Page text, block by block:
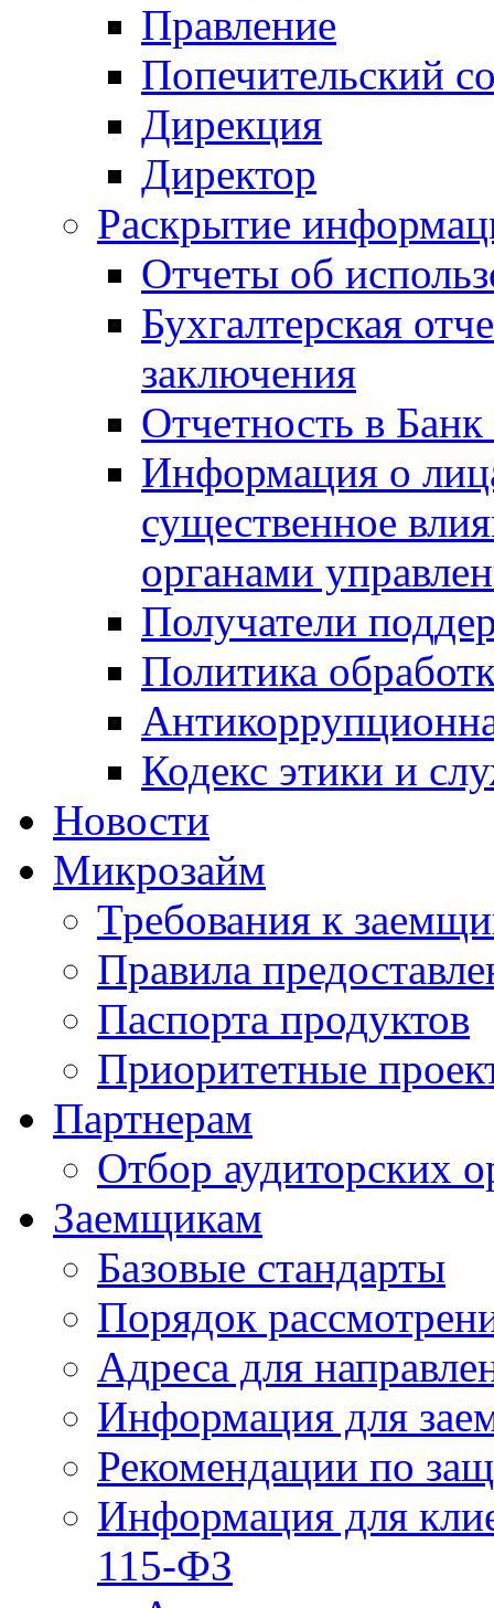
Правление
Попечительский
Дирекция
Директор
Раскрытие
Отчеты об
Бухгалтерская
заключения
Отчетность в
Информация о
существенное
органами
Получатели
Политика
Кодекс этики и
Новости
Микрозайм
Требования к
Правила
Паспорта продуктов
Приоритетные
Партнерам
Отбор аудиторских
Заемщикам
Базовые стандарты
Порядок
Адреса для
Информация для
Рекомендации по
Информация для
115-ФЗ